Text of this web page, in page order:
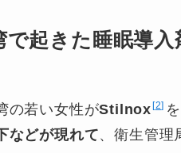
で起きた睡眠導
の若い女性がStilnox 2
などが現れて、衛生管理